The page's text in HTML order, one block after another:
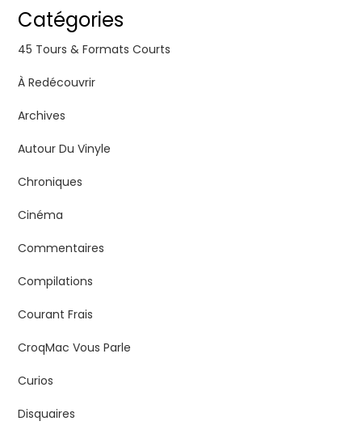
Catégories
45 Tours & Formats Courts
À Redécouvrir
Archives
Autour Du Vinyle
Chroniques
Cinéma
Commentaires
Compilations
Courant Frais
CroqMac Vous Parle
Curios
Disquaires